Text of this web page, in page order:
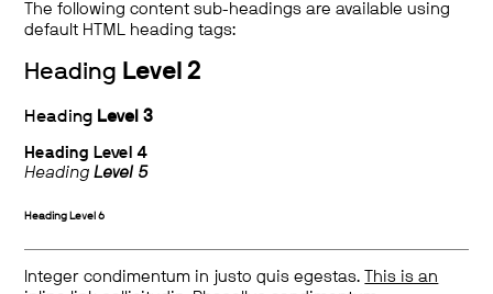
The following content sub-headings are available using
default HTML heading tags:
Heading Level 2
Heading Level 3
Heading Level 4
HeadingLevel 5
Heading Level 6
Integer condimentum in justo quis egestas.
This is an